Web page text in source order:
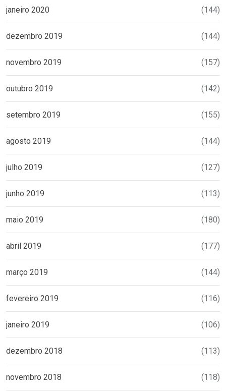
janeiro 2020 (144)
dezembro 2019 (144)
novembro 2019 (157)
outubro 2019 (142)
setembro 2019 (155)
agosto 2019 (144)
julho 2019 (127)
junho 2019 (113)
maio 2019 (180)
abril 2019 (177)
março 2019 (144)
fevereiro 2019 (116)
janeiro 2019 (106)
dezembro 2018 (113)
novembro 2018 (118)